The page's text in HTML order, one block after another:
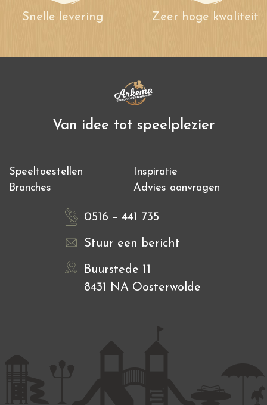
Snelle levering Zeer hoge kwaliteit
Van idee tot speelplezier
Speeltoestellen
Inspiratie
Branches
Advies aanvragen
0516 – 441 735
Stuur een bericht
Buurstede 11
8431 NA Oosterwolde